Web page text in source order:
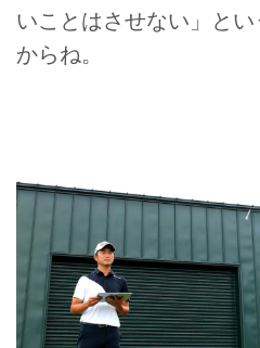
いことはさせない」と
からね。